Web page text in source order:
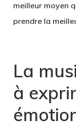
meilleur moyen
prendre la
La
à